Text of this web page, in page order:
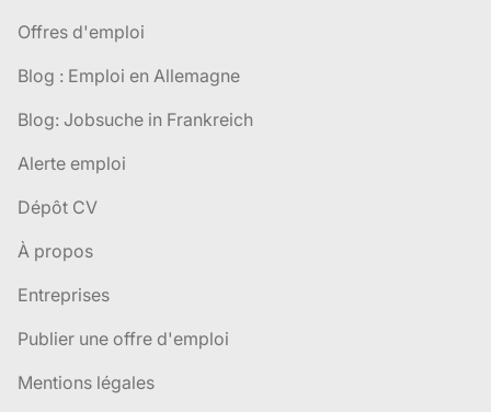
Offres d'emploi
Blog : Emploi en Allemagne
Blog: Jobsuche in Frankreich
Alerte emploi
Dépôt CV
À propos
Entreprises
Publier une offre d'emploi
Mentions légales